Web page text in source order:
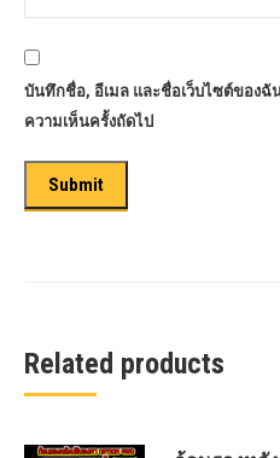
บันทึกชื่อ, อีเมล และชื่อเว็บไซต์ของฉั
ความเห็นครั้งถัดไป
Related products